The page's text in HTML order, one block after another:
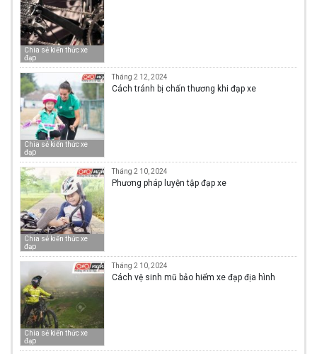
Chia sẻ kiến thức xe
đạp
Chia sẻ kiến thức xe
đạp
Tháng 2 12, 2024
Cách tránh bị chấn thương khi đạp xe
Chia sẻ kiến thức xe
đạp
Tháng 2 10, 2024
Phương pháp luyện tập đạp xe
Chia sẻ kiến thức xe
đạp
Tháng 2 10, 2024
Cách vệ sinh mũ bảo hiểm xe đạp địa hình